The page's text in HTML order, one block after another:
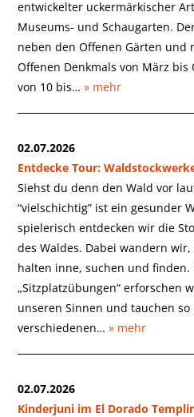
entwickelter uckermärkischer
Museums- und Schaugarten.
neben den Offenen Gärten und
Offenen Denkmals von März
von 10 bis…» mehr
02.07.2026
Entdecke Tour:
Siehst du denn den Wald vor
“vielschichtig” ist ein gesunder
spielerisch entdecken wir die
des Waldes. Dabei wandern
halten inne, suchen und finden.
„Sitzplatzübungen“ erforschen
unseren Sinnen und tauchen
verschiedenen…» mehr
02.07.2026
Kinderjuni im El Dorado